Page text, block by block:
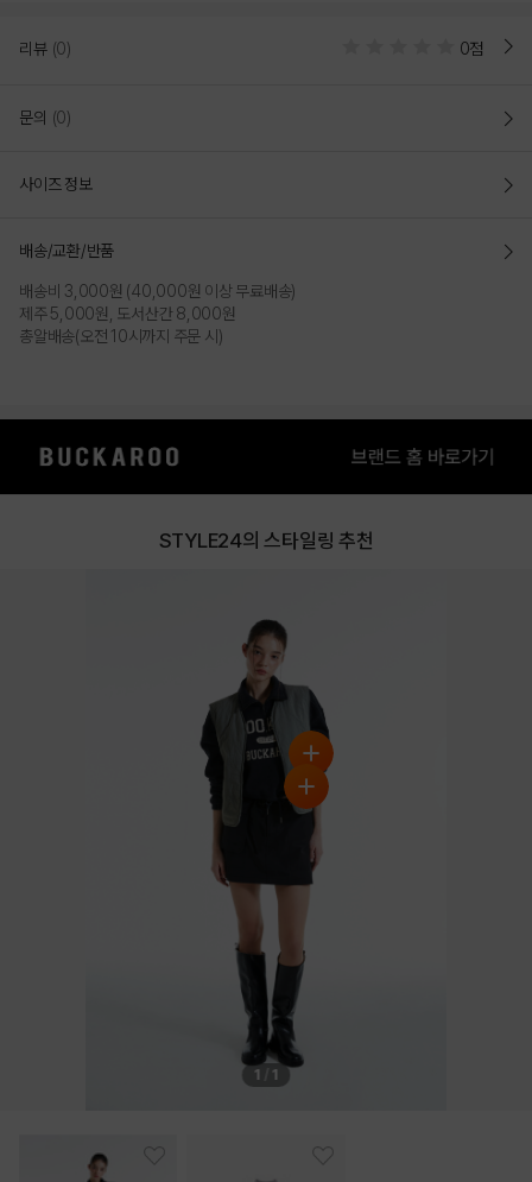
DETAILS
리뷰 (0) 0점
문의 (0)
사이즈 정보
배송/교환/반품
배송비 3,000원 (40,000원 이상 무료배송)
제주 5,000원, 도서산간 8,000원
총알배송(오전 10시까지 주문 시)
STYLE24의 스타일링 추천
1 1